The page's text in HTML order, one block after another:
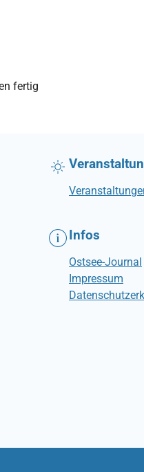
fertig
Infos
Ostsee-Journal
Impressum